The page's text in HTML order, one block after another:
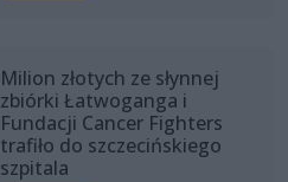
Milion złotych ze słynnej
zbiórki Łatwoganga i
Fundacji Cancer Fighters
trafiło do szczecińskiego
szpitala